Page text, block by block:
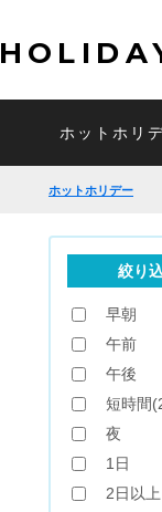
ホットホリ
ホットホリデー
絞り
早朝
午前
午後
短時間
夜
1日
2日以上